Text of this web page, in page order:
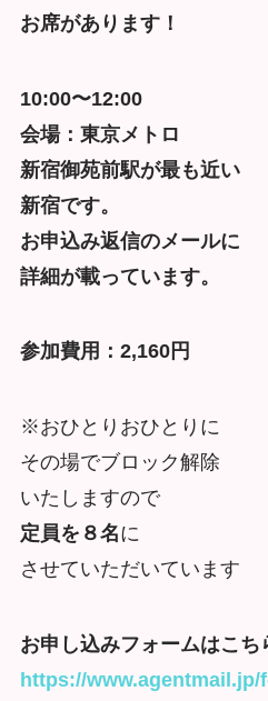
お席があります！
10:00〜12:00
会場：東京メトロ
新宿御苑前駅が最も近い
新宿です。
お申込み返信のメールに
詳細が載っています。
参加費用：2,160円
※おひとりおひとりに
その場でブロック解除
いたしますので
定員を８名に
させていただいています
お申し込みフォームはこち
https://www.agentmail.jp/